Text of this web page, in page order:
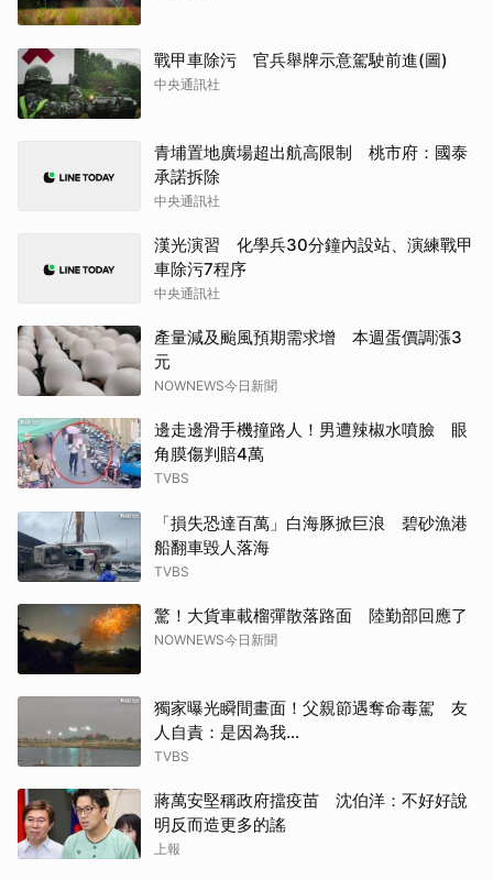
戰甲車除污 官兵舉牌示意駕駛前進(圖)
中央通訊社
青埔置地廣場超出航高限制 桃市府：國泰
承諾拆除
中央通訊社
漢光演習 化學兵30分鐘內設站、演練戰甲
車除污7程序
中央通訊社
產量減及颱風預期需求增 本週蛋價調漲3
元
NOWNEWS今日新聞
邊走邊滑手機撞路人！男遭辣椒水噴臉 眼
角膜傷判賠4萬
TVBS
「損失恐達百萬」白海豚掀巨浪 碧砂漁港
船翻車毀人落海
TVBS
驚！大貨車載榴彈散落路面 陸勤部回應了
NOWNEWS今日新聞
獨家曝光瞬間畫面！父親節遇奪命毒駕 友
人自責：是因為我...
TVBS
蔣萬安堅稱政府擋疫苗 沈伯洋：不好好說
明反而造更多的謠
上報